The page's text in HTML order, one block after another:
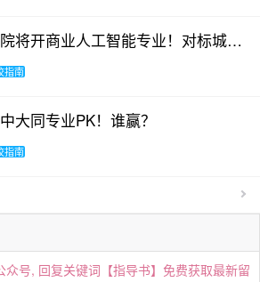
港大商学院将开商业人工智能专业！对标城大？
指南
大同专业PK！谁赢？
指南
号, 回复关键词【指导书】免费获取最新留